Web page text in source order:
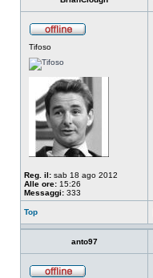
Tifoso
Reg. il: sab 18 ago 2012
Alle ore: 15:26
Messaggi: 333
Top
anto97